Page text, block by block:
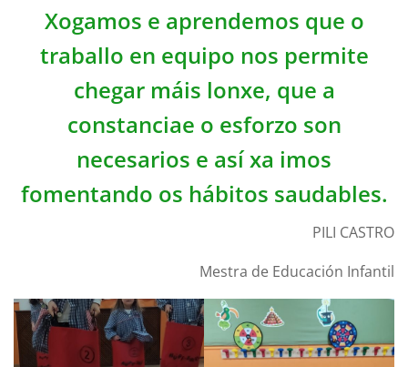
Xogamos e aprendemos que o
traballo en equipo nos permite
chegar máis lonxe, que a
constanciae o esforzo son
necesarios e así xa imos
fomentando os hábitos saudables.
PILI CASTRO
Mestra de Educación Infantil